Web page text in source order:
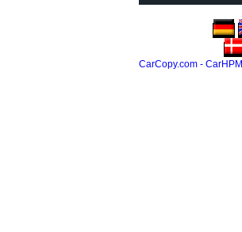
CarCopy.com - CarHPM